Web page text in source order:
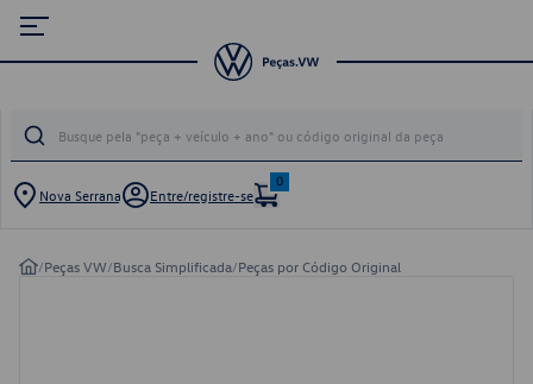
Nova Serrana Entre/registre-se
0
/Peças VW/Busca Simplificada/Peças por Código Original